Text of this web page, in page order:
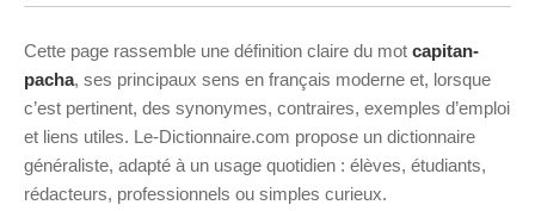
Cette page rassemble une définition claire du mot capitan-
pacha, ses principaux sens en français moderne et, lorsque
c’est pertinent, des synonymes, contraires, exemples d’emploi
et liens utiles. Le-Dictionnaire.com propose un dictionnaire
généraliste, adapté à un usage quotidien : élèves, étudiants,
rédacteurs, professionnels ou simples curieux.